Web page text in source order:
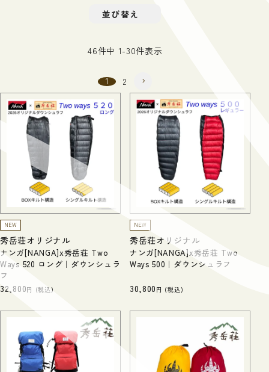
マックス ベアスプレー
ギア商品一覧を見る
19,800 (税込)
シューズ商品一覧を見る
6,985 (税込)
キャンプ商品一覧を見る
20L
秀岳荘オリジナル商品一覧を見る
並び替え
46件中 1-30件表示
1 2
NEW
秀岳荘オリジナル
ナンガ[NANGA]x秀岳荘 Two
Ways 520 ロング｜ダウンシュラ
フ
32,800 税込
NEW
秀岳荘オリジナル
ナンガ[NANGA]x秀岳荘 Two
Ways 500｜ダウンシュラフ
30,800 税込